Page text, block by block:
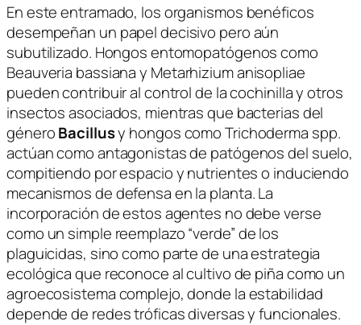
En este entramado, los organismos benéficos
desempeñan un papel decisivo pero aún
subutilizado. Hongos entomopatógenos como
Beauveria bassianay Metarhizium anisopliae
pueden contribuir al control de la cochinilla y otros
insectos asociados, mientras que bacterias del
géneroBacillusy hongos comoTrichoderma spp.
actúan como antagonistas de patógenos del suelo,
compitiendo por espacio y nutrientes o induciendo
mecanismos de defensa en la planta. La
incorporación de estos agentes no debe verse
como un simple reemplazo “verde” de los
plaguicidas, sino como parte de una estrategia
ecológica que reconoce al cultivo de piña como un
agroecosistema complejo, donde la estabilidad
depende de redes tróficas diversas y funcionales.